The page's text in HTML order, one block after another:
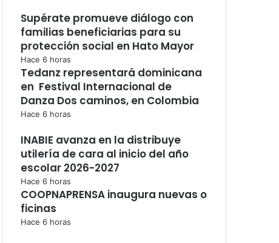
Supérate promueve diálogo con
familias beneficiarias para su
protección social en Hato Mayor
Hace 6 horas
Tedanz representará dominicana
en Festival Internacional de
Danza Dos caminos, en Colombia
Hace 6 horas
INABIE avanza en la distribuye
utilería de cara al inicio del año
escolar 2026-2027
Hace 6 horas
COOPNAPRENSA inaugura nuevas o
ficinas
Hace 6 horas